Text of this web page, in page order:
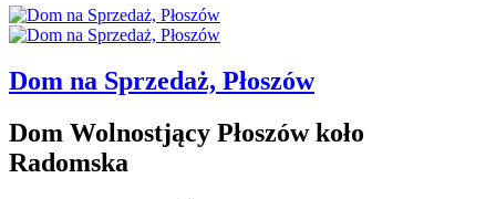
Dom na Sprzedaż, Płoszów
Dom Wolnostjący Płoszów koło
Radomska